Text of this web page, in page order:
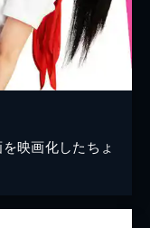
映画化したちょ